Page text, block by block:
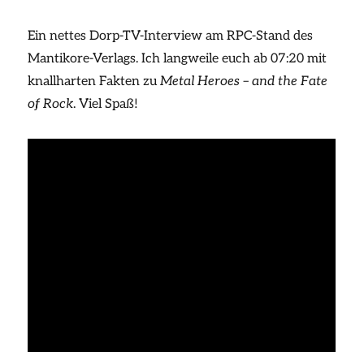
Ein nettes Dorp-TV-Interview am RPC-Stand des
Mantikore-Verlags. Ich langweile euch ab 07:20 mit
knallharten Fakten zuMetal Heroes – and the Fate
of Rock. Viel Spaß!